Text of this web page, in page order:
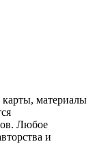
карты, материалы
Любое
и